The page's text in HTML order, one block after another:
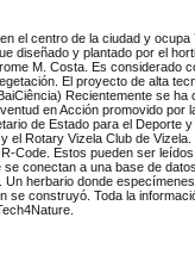
el centro de la ciudad y
diseñado y plantado por el
M. Costa. Es considerado
El proyecto de alta
Recientemente se
en Acción promovido por
de Estado para el Deporte
el Rotary Vizela Club de
Code. Estos pueden ser
se conectan a una base de
Un herbario donde
se construyó. Toda la